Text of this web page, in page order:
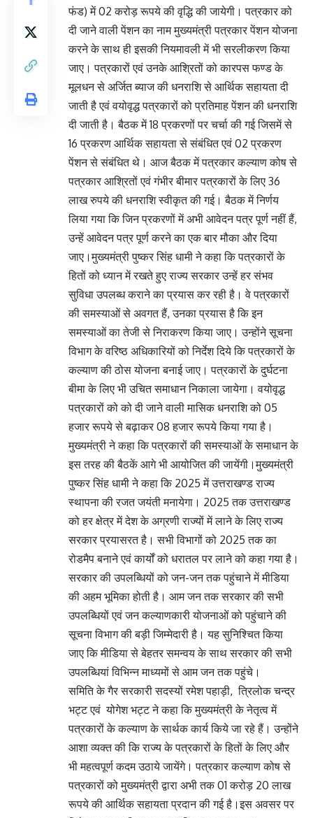
फंड) में 02 करोड़ रूपये की वृद्धि की जायेगी। पत्रकार को
दी जाने वाली पेंशन का नाम मुख्यमंत्री पत्रकार पेंशन योजना
करने के साथ ही इसकी नियमावली में भी सरलीकरण किया
जाए। पत्रकारों एवं उनके आश्रितों को कारपस फण्ड के
मूलधन से अर्जित ब्याज की धनराशि से आर्थिक सहायता दी
जाती है एवं वयोवृद्ध पत्रकारों को प्रतिमाह पेंशन की धनराशि
दी जाती है। बैठक में 18 प्रकरणों पर चर्चा की गई जिसमें से
16 प्रकरण आर्थिक सहायता से संबंधित एवं 02 प्रकरण
पेंशन से संबंधित थे। आज बैठक में पत्रकार कल्याण कोष से
पत्रकार आश्रितों एवं गंभीर बीमार पत्रकारों के लिए 36
लाख रुपये की धनराशि स्वीकृत की गई। बैठक में निर्णय
लिया गया कि जिन प्रकरणों में अभी आवेदन पत्र पूर्ण नहीं हैं,
उन्हें आवेदन पत्र पूर्ण करने का एक बार मौका और दिया
जाए।मुख्यमंत्री पुष्कर सिंह धामी ने कहा कि पत्रकारों के
हितों को ध्यान में रखते हुए राज्य सरकार उन्हें हर संभव
सुविधा उपलब्ध कराने का प्रयास कर रही है। वे पत्रकारों
की समस्याओं से अवगत हैं, उनका प्रयास है कि इन
समस्याओं का तेजी से निराकरण किया जाए। उन्होंने सूचना
विभाग के वरिष्ठ अधिकारियों को निर्देश दिये कि पत्रकारों के
कल्याण की ठोस योजना बनाई जाए। पत्रकारों के दुर्घटना
बीमा के लिए भी उचित समाधान निकाला जायेगा। वयोवृद्ध
पत्रकारों को को दी जाने वाली मासिक धनराशि को 05
हजार रूपये से बढ़ाकर 08 हजार रूपये किया गया है।
मुख्यमंत्री ने कहा कि पत्रकारों की समस्याओं के समाधान के
इस तरह की बैठकें आगे भी आयोजित की जायेंगी।मुख्यमंत्री
पुष्कर सिंह धामी ने कहा कि 2025 में उत्तराखण्ड राज्य
स्थापना की रजत जयंती मनायेगा। 2025 तक उत्तराखण्ड
को हर क्षेत्र में देश के अग्रणी राज्यों में लाने के लिए राज्य
सरकार प्रयासरत है। सभी विभागों को 2025 तक का
रोडमैप बनाने एवं कार्यों को धरातल पर लाने को कहा गया है।
सरकार की उपलब्धियों को जन-जन तक पहुंचाने में मीडिया
की अहम भूमिका होती है। आम जन तक सरकार की सभी
उपलब्धियों एवं जन कल्याणकारी योजनाओं को पहुंचाने की
सूचना विभाग की बड़ी जिम्मेदारी है। यह सुनिश्चित किया
जाए कि मीडिया से बेहतर समन्वय के साथ सरकार की सभी
उपलब्धियां विभिन्न माध्यमों से आम जन तक पहुंचे।
समिति के गैर सरकारी सदस्यों रमेश पहाड़ी, त्रिलोक चन्द्र
भट्ट एवं योगेश भट्ट ने कहा कि मुख्यमंत्री के नेतृत्व में
पत्रकारों के कल्याण के सार्थक कार्य किये जा रहे हैं। उन्होंने
आशा व्यक्त की कि राज्य के पत्रकारों के हितों के लिए और
भी महत्वपूर्ण कदम उठाये जायेंगे। पत्रकार कल्याण कोष से
पत्रकारों को मुख्यमंत्री द्वारा अभी तक 01 करोड़ 20 लाख
रूपये की आर्थिक सहायता प्रदान की गई है।इस अवसर पर